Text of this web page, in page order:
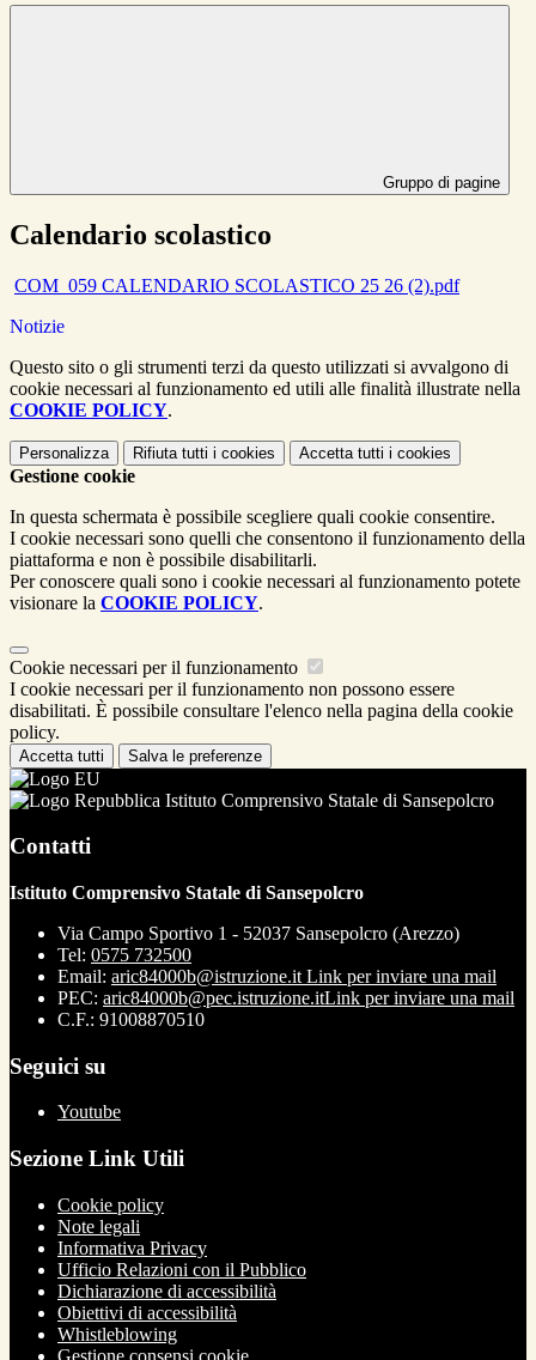
Gruppo di pagine
Calendario scolastico
COM_059 CALENDARIO SCOLASTICO 25 26 (2).pdf
Notizie
Questo sito o gli strumenti terzi da questo utilizzati si avvalgono di
cookie necessari al funzionamento ed utili alle finalità illustrate nella
COOKIE POLICY.
Personalizza Rifiuta tutti i cookies Accetta tutti i cookies
Gestione cookie
In questa schermata è possibile scegliere quali cookie consentire.
I cookie necessari sono quelli che consentono il funzionamento della
piattaforma e non è possibile disabilitarli.
Per conoscere quali sono i cookie necessari al funzionamento potete
visionare la COOKIE POLICY.
Cookie necessari per il funzionamento
I cookie necessari per il funzionamento non possono essere
disabilitati. È possibile consultare l'elenco nella pagina della cookie
policy.
Accetta tutti Salva le preferenze
Istituto Comprensivo Statale di Sansepolcro
Contatti
Istituto Comprensivo Statale di Sansepolcro
Via Campo Sportivo 1 - 52037 Sansepolcro (Arezzo)
Tel: 0575 732500
Email: aric84000b@istruzione.it Link per inviare una mail
PEC: aric84000b@pec.istruzione.itLink per inviare una mail
C.F.: 91008870510
Seguici su
Youtube
Sezione Link Utili
Cookie policy
Note legali
Informativa Privacy
Ufficio Relazioni con il Pubblico
Dichiarazione di accessibilità
Obiettivi di accessibilità
Whistleblowing
Gestione consensi cookie